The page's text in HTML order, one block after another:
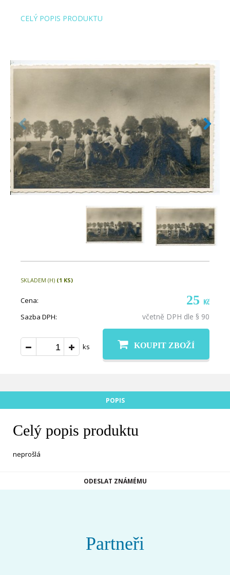
CELÝ POPIS PRODUKTU
SKLADEM (H) (1 KS)
Cena: 25 Kč
Sazba DPH: včetně DPH dle § 90
ks KOUPIT ZBOŽÍ
POPIS
Celý popis produktu
neprošlá
ODESLAT ZNÁMÉMU
Partneři